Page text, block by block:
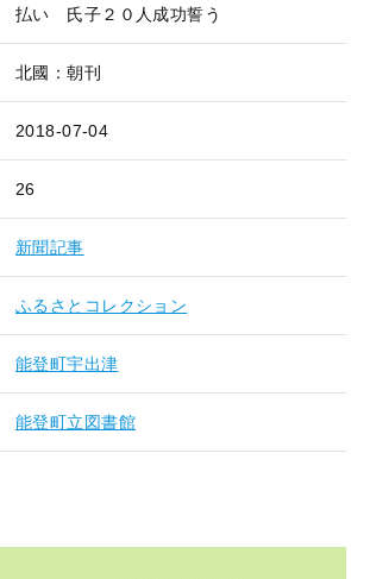
払い 氏子２０人成功誓う
北國：朝刊
2018-07-04
26
新聞記事
ふるさとコレクション
能登町宇出津
能登町立図書館